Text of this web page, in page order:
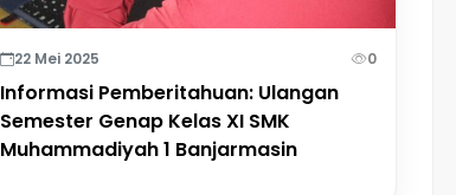
22 Mei 2025 0
Informasi Pemberitahuan: Ulangan
Semester Genap Kelas XI SMK
Muhammadiyah 1 Banjarmasin